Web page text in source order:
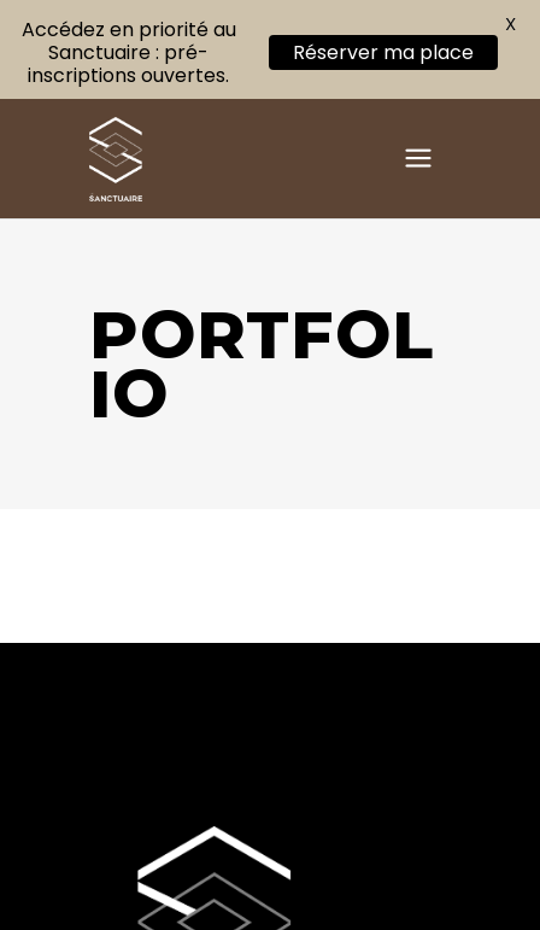
PORTFOL
IO
Accédez en priorité au
Sanctuaire : pré-
inscriptions ouvertes.
Réserver ma place
X